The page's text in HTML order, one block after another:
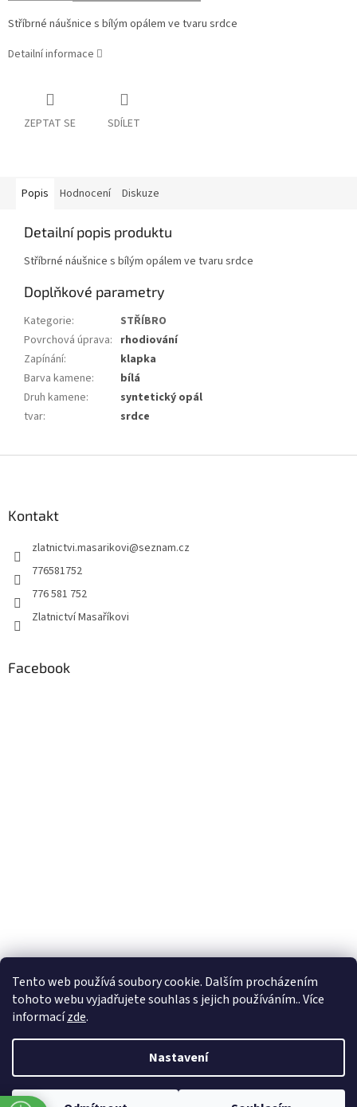
Tento web používá soubory cookie. Dalším procházením
tohoto webu vyjadřujete souhlas s jejich používáním.. Více
informacízde.
Nastavení
Stříbrné náušnice s bílým opálem ve tvaru srdce
Detailní informace
ZEPTAT SE SDÍLET
Popis Hodnocení Diskuze
Detailní popis produktu
Stříbrné náušnice s bílým opálem ve tvaru srdce
Doplňkové parametry
Kategorie:
STŘÍBRO
Povrchová úprava: rhodiování
Zapínání:
klapka
Barva kamene:
bílá
Druh kamene:
syntetický opál
tvar: srdce
Kontakt
zlatnictvi.masarikovi@seznam.cz
776581752
776 581 752
Zlatnictví Masaříkovi
Facebook
Vytvořil Shoptet
Copyright 2026Zlatnictví Masaříkovi. Všechna práva vyhrazena.